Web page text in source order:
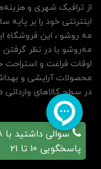
پاسخگویی 10 تا 21
از ترافیک شهری و
مه روشو ، این فروشگاه
مه‌رو‌شو با در نظر گرفتن
اوقات فراغت و استراحت
محصولات آرایشی و
در سطح کالاهای وارداتی